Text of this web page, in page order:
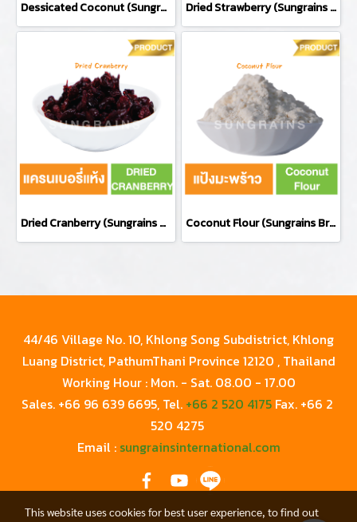
Dessicated Coconut (Sungrains Brand) Dried Strawberry (Sungrains Brand)
Dried Cranberry (Sungrains Brand) Coconut Flour (Sungrains Brand)
44/46 Village No. 10, Khlong Song Subdistrict, Khlong
Luang District, PathumThani Province 12120 , Thailand
Working Hour : Mon. - Sat. 08.00 - 17.00
Sales. +66 96 639 6695, Tel. +66 2 520 4175Fax. +66 2
520 4275
Email : sungrainsinternational.com
This website uses cookies for best user experience, to find out